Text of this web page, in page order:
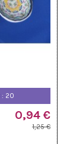
:18
0,94 €
1,25 €